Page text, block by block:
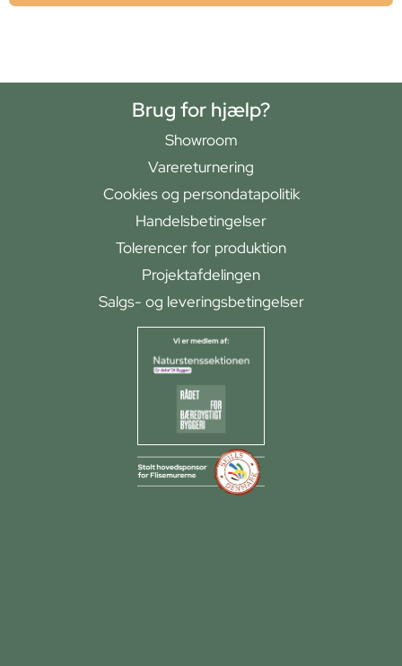
Brug for hjælp?
Showroom
Varereturnering
Cookies og persondatapolitik
Handelsbetingelser
Tolerencer for produktion
Projektafdelingen
Salgs- og leveringsbetingelser